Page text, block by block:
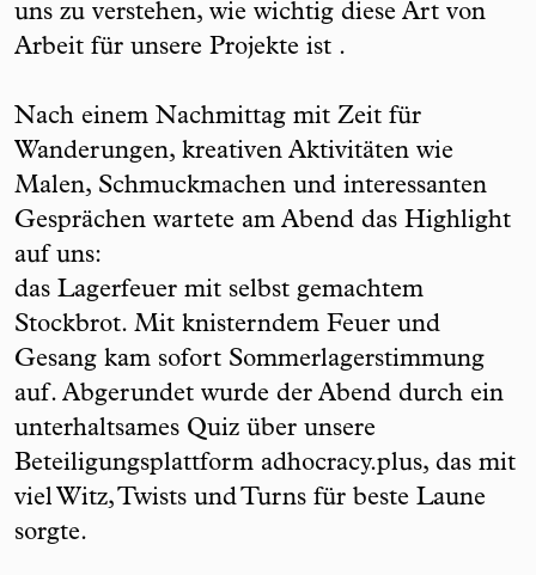
uns zu verstehen, wie wichtig diese Art von
Arbeit für unsere Projekte ist .
Nach einem Nachmittag mit Zeit für
Wanderungen, kreativen Aktivitäten wie
Malen, Schmuckmachen und interessanten
Gesprächen wartete am Abend das Highlight
auf uns:
das Lagerfeuer mit selbst gemachtem
Stockbrot. Mit knisterndem Feuer und
Gesang kam sofort Sommerlagerstimmung
auf. Abgerundet wurde der Abend durch ein
unterhaltsames Quiz über unsere
Beteiligungsplattform adhocracy.plus, das mit
viel Witz, Twists und Turns für beste Laune
sorgte.